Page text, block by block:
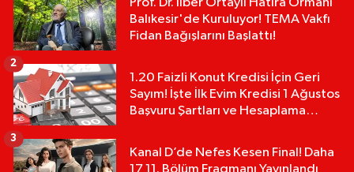
Prof. Dr. İlber Ortaylı Hatıra Ormanı
Balıkesir'de Kuruluyor! TEMA Vakfı
Fidan Bağışlarını Başlattı!
1.20 Faizli Konut Kredisi İçin Geri
Sayım! İşte İlk Evim Kredisi 1 Ağustos
Başvuru Şartları ve Hesaplama
2
Kanal D’de Nefes Kesen Final! Daha
17 11. Bölüm Fragmanı Yayınlandı
3